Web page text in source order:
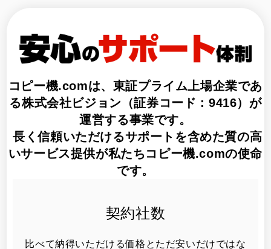
コピー機.comは、 東証プライム上場企業であ
る株式会社ビジョン（証券コード：9416） が
運営する事業です。
長く信頼いただけるサポートを含めた質の高
いサービス提供が私たちコピー機.comの使命
です。
契約社数
比べて納得いただける価格とただ安いだけではな